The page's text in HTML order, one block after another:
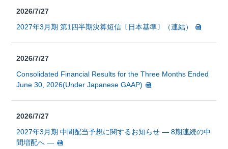
2026/7/27
2027年3月期 第1四半期決算短信〔日本基準〕（連結）
2026/7/27
Consolidated Financial Results for the Three Months Ended
June 30, 2026(Under Japanese GAAP)
2026/7/27
2027年3月期 中間配当予想に関するお知らせ ― 8期連続の中
間増配へ ―